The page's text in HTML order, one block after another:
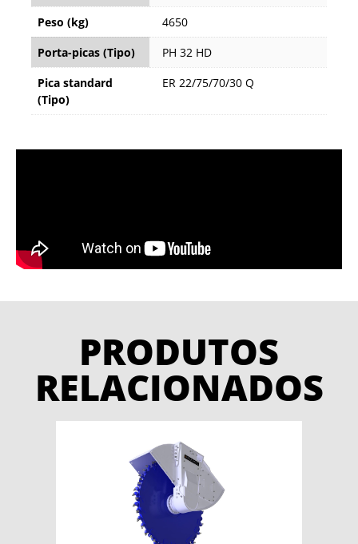
Peso (kg)
4650
Porta-picas (Tipo)
PH 32 HD
Pica standard
(Tipo)
ER 22/75/70/30 Q
PRODUTOS
RELACIONADOS